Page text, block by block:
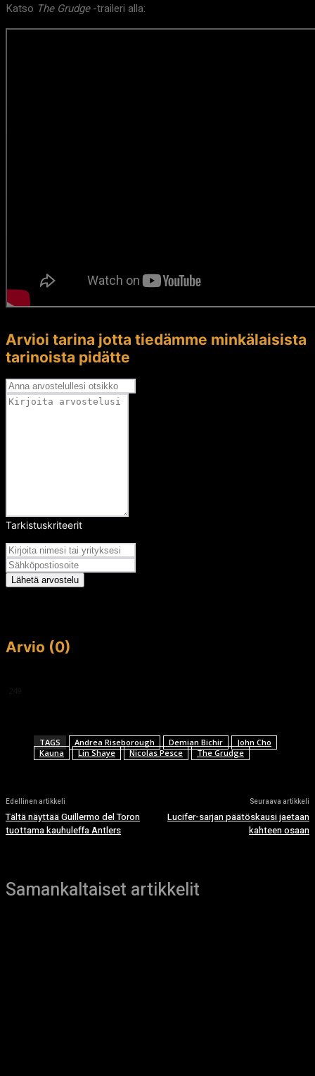
Katso The Grudge-traileri alla:
Arvioi tarina jotta tiedämme minkälaisista
tarinoista pidätte
Tarkistuskriteerit
Lähetä arvostelu
Arvio (0)
TAGS Andrea Riseborough Demian Bichir
John Cho
Kauna
Lin Shaye Nicolas Pesce The Grudge
Edellinen artikkeli
Tältä näyttää Guillermo del Toron
tuottama kauhuleffa Antlers
Seuraava artikkeli
Lucifer-sarjan päätöskausi jaetaan
kahteen osaan
Samankaltaiset artikkelit